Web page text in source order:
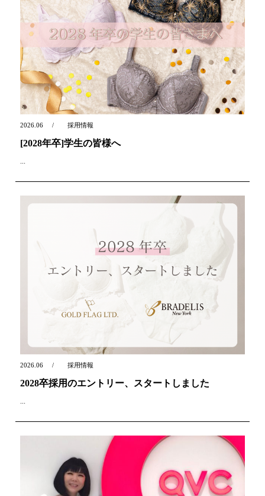
2026.06 採用情報
[2028年卒]学生の皆様へ
...
2026.06 採用情報
2028卒採用のエントリー、スタートしました
...